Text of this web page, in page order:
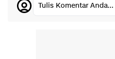
Tulis Komentar Anda...